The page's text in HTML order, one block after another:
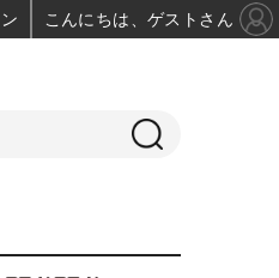
こんにちは、ゲストさん